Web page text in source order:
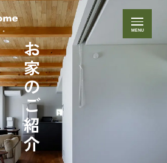
MENU
お家のご紹介